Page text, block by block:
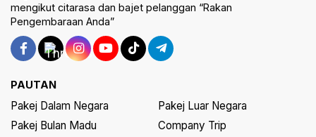
mengikut citarasa dan bajet pelanggan “Rakan
Pengembaraan Anda”
PAUTAN
Pakej Dalam Negara
Pakej Luar Negara
Pakej Bulan Madu
Company Trip